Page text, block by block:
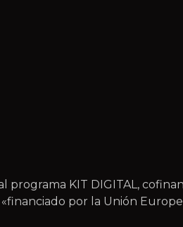
KIT DIGITAL,
por la Unión